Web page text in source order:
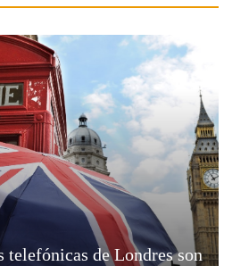
telefónicas de Londres son